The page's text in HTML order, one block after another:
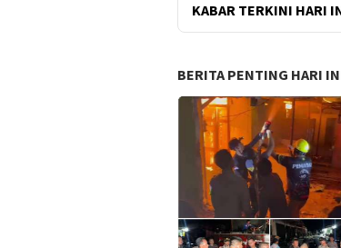
KABAR TERKINI HARI
BERITA PENTING HARI